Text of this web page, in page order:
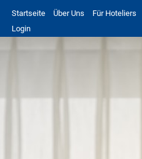
Startseite Über Uns Für Hoteliers
Login